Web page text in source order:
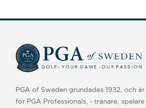
PGA of Sweden grundades 1932, och
för PGA Professionals, - tränare,